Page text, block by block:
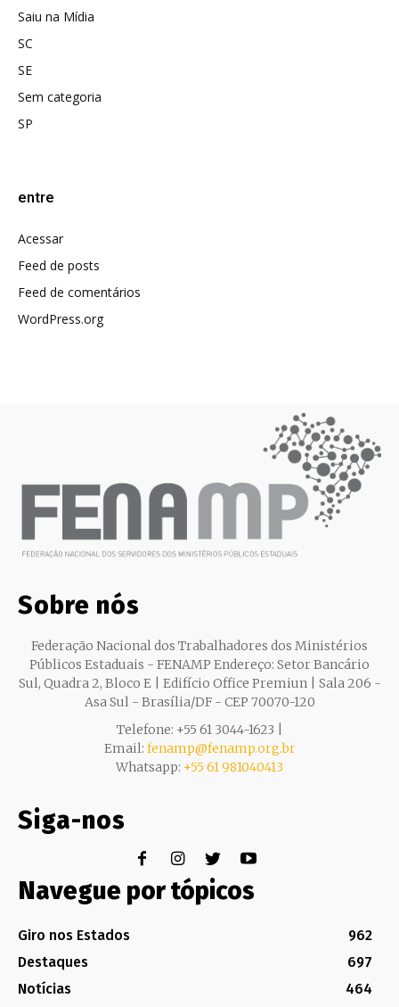
Saiu na Mídia
SC
SE
Sem categoria
SP
entre
Acessar
Feed de posts
Feed de comentários
WordPress.org
Sobre nós
Federação Nacional dos Trabalhadores dos Ministérios
Públicos Estaduais - FENAMP Endereço: Setor Bancário
Sul, Quadra 2, Bloco E | Edifício Office Premiun | Sala 206 -
Asa Sul - Brasília/DF - CEP 70070-120
Telefone: +55 61 3044-1623 |
Email: fenamp@fenamp.org.br
Whatsapp: +55 61 981040413
Siga-nos
Navegue por tópicos
Giro nos Estados
962
Destaques
697
Notícias
464